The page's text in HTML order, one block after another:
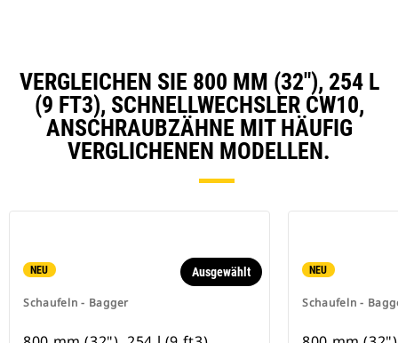
VERGLEICHEN SIE 800 MM (32"), 254 L
(9 FT3), SCHNELLWECHSLER CW10,
ANSCHRAUBZÄHNE MIT HÄUFIG
VERGLICHENEN MODELLEN.
NEU
Schaufeln - Bagger
Ausgewählt NEU
Schaufeln -